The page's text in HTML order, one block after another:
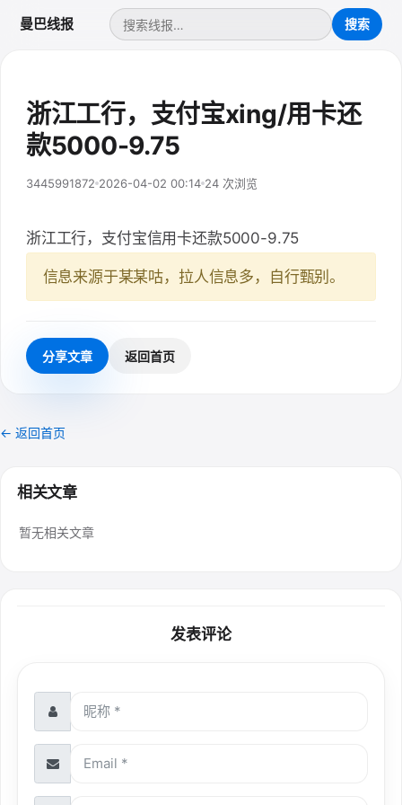
曼巴线报
浙江工行，支付宝xing/用卡还
款5000-9.75
3445991872 2026-04-02 00:14 24 次浏览
浙江工行，支付宝信用卡还款5000-9.75
信息来源于某某咕，拉人信息多，自行甄别。
分享文章 返回首页
← 返回首页
相关文章
暂无相关文章
发表评论